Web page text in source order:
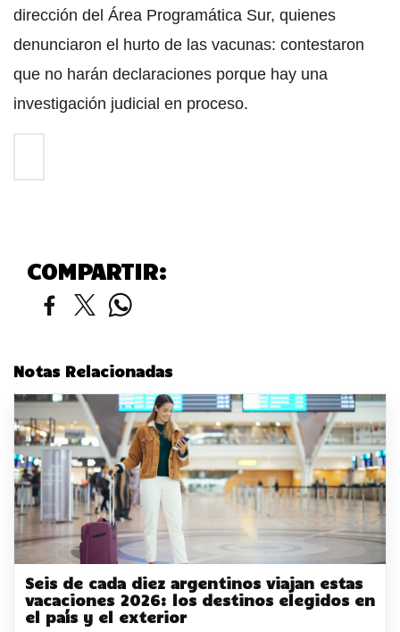
dirección del Área Programática Sur, quienes
denunciaron el hurto de las vacunas: contestaron
que no harán declaraciones porque hay una
investigación judicial en proceso.
COMPARTIR:
Notas Relacionadas
Seis de cada diez argentinos viajan estas
vacaciones 2026: los destinos elegidos en
el país y el exterior